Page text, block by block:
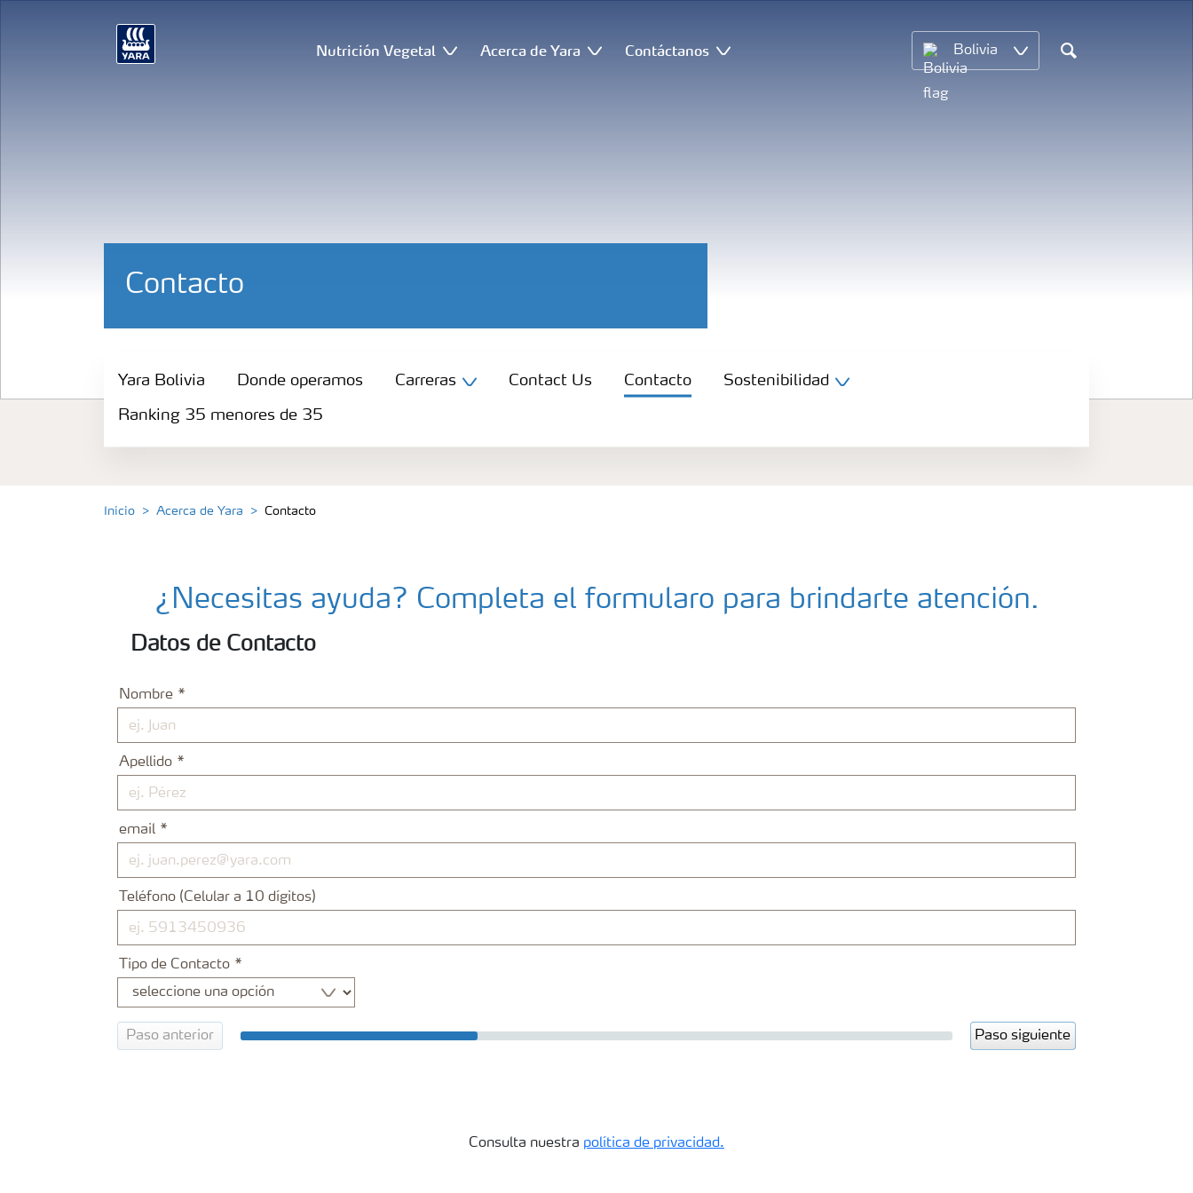
Nutrición Vegetal Acerca de Yara Contáctanos Bolivia
Search
Contacto
Donde operamos
Contacto
Sostenibilidad
Ranking 35 menores de 35
Yara Bolivia Donde operamos Carreras Contact Us Contacto Sostenibilidad
Ranking 35 menores de 35
Inicio Acerca de Yara Contacto
¿Necesitas ayuda? Completa el formularo para brindarte atención.
Datos de Contacto
Nombre
Apellido
email
Teléfono (Celular a 10 dígitos)
Tipo de Contacto
Paso anterior Paso siguiente
Consulta nuestra política de privacidad.